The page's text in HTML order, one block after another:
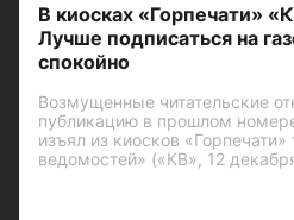
В киосках «Горпечати»
Лучше подписаться на
спокойно
Возмущенные читательские
публикацию в прошлом
изъял из киосков
ведомостей» («КВ», 12